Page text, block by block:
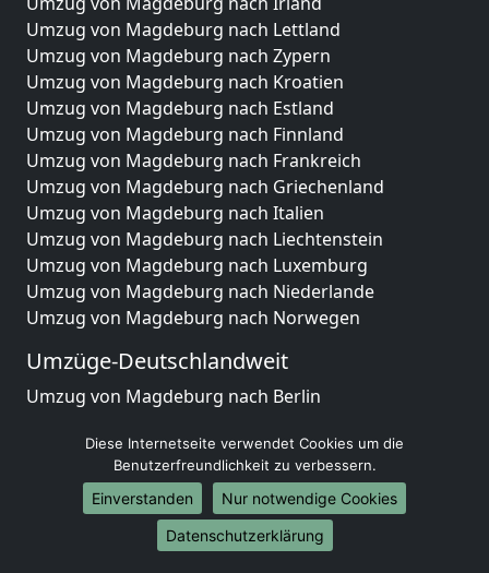
Umzug von Magdeburg nach Lettland
Umzug von Magdeburg nach Zypern
Umzug von Magdeburg nach Kroatien
Umzug von Magdeburg nach Estland
Umzug von Magdeburg nach Finnland
Umzug von Magdeburg nach Frankreich
Umzug von Magdeburg nach Griechenland
Umzug von Magdeburg nach Italien
Umzug von Magdeburg nach Liechtenstein
Umzug von Magdeburg nach Luxemburg
Umzug von Magdeburg nach Niederlande
Umzug von Magdeburg nach Norwegen
Umzüge-Deutschlandweit
Umzug von Magdeburg nach Berlin
Umzug von Magdeburg nach München
Umzug von Magdeburg nach Köln
Umzug von Magdeburg nach Frankfurt am Main
Umzug von Magdeburg nach Stuttgart
Umzug von Magdeburg nach Düsseldorf
Diese Internetseite verwendet Cookies um die
Benutzerfreundlichkeit zu verbessern.
Einverstanden
Nur notwendige Cookies
Datenschutzerklärung